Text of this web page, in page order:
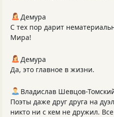
Демура
С тех пор дарит
Мира!
Демура
Да, это главное в жизни.
Владислав Шевцов-
Поэты даже друг друга на
никто ни с кем не дружил.